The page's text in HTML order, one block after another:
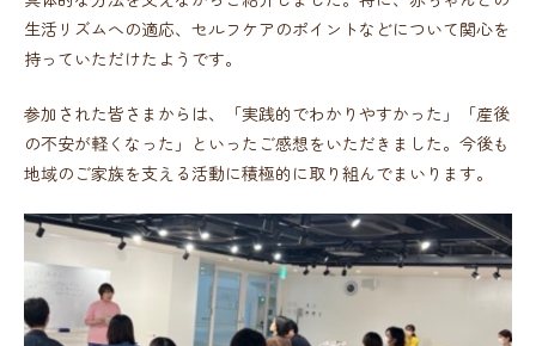
生活リズムへの適応、セルフケアのポイントなどについて関心を
持っていただけたようです。
参加された皆さまからは、「実践的でわかりやすかった」「産後
の不安が軽くなった」といったご感想をいただきました。今後も
地域のご家族を支える活動に積極的に取り組んでまいります。